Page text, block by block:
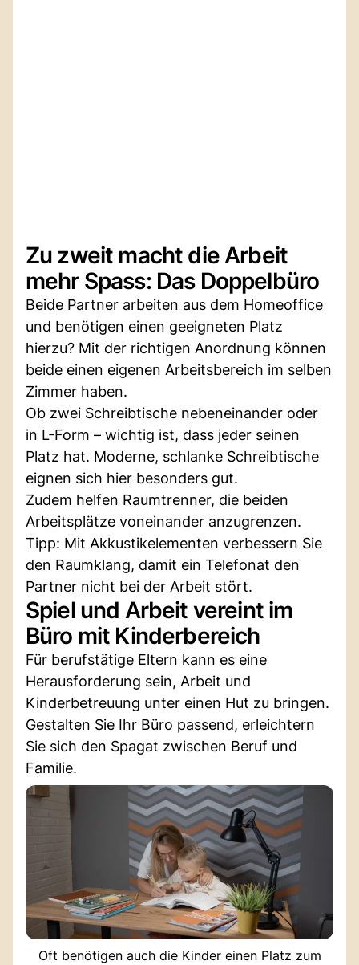
Zu zweit macht die Arbeit
mehr Spass: Das Doppelbüro
Beide Partner arbeiten aus dem Homeoffice
und benötigen einen geeigneten Platz
hierzu? Mit der richtigen Anordnung können
beide einen eigenen Arbeitsbereich im selben
Zimmer haben.
Ob zwei Schreibtische nebeneinander oder
in L-Form – wichtig ist, dass jeder seinen
Platz hat. Moderne, schlanke Schreibtische
eignen sich hier besonders gut.
Zudem helfen Raumtrenner, die beiden
Arbeitsplätze voneinander anzugrenzen.
Tipp: Mit Akkustikelementen verbessern Sie
den Raumklang, damit ein Telefonat den
Partner nicht bei der Arbeit stört.
Spiel und Arbeit vereint im
Büro mit Kinderbereich
Für berufstätige Eltern kann es eine
Herausforderung sein, Arbeit und
Kinderbetreuung unter einen Hut zu bringen.
Gestalten Sie Ihr Büro passend, erleichtern
Sie sich den Spagat zwischen Beruf und
Familie.
Oft benötigen auch die Kinder einen Platz zum